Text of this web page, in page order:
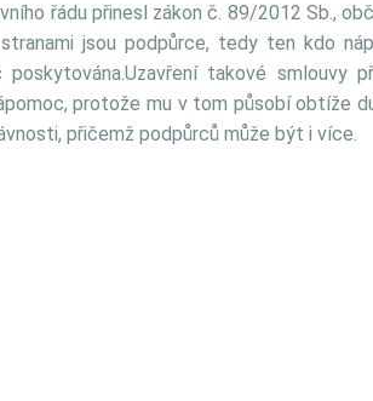
řádu přinesl zákon č. 89/2012 Sb.,
jsou podpůrce, tedy ten kdo
takové smlouvy
protože mu v tom působí obtíže
přičemž podpůrců může být i více.